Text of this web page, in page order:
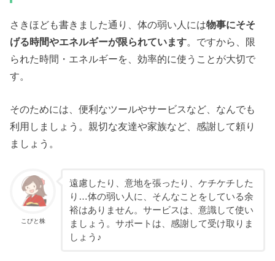
さきほども書きました通り、体の弱い人には物事にそそ
げる時間やエネルギーが限られています。ですから、限
られた時間・エネルギーを、効率的に使うことが大切で
す。
そのためには、便利なツールやサービスなど、なんでも
利用しましょう。親切な友達や家族など、感謝して頼り
ましょう。
こびと株
遠慮したり、意地を張ったり、ケチケチした
り…体の弱い人に、そんなことをしている余
裕はありません。サービスは、意識して使い
ましょう。サポートは、感謝して受け取りま
しょう♪